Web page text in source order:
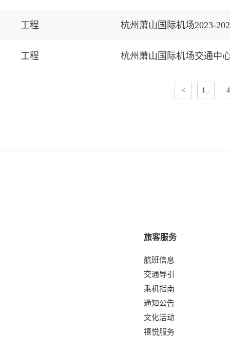
工程 杭州萧山国际机场2023-
工程 杭州萧山国际机场交通中
< 1.. 4
旅客服务
航班信息
交通导引
乘机指南
通知公告
文化活动
禧悦服务